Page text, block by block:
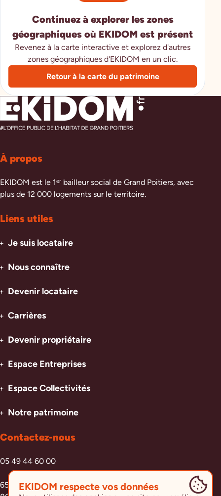
Continuez à explorer les zones
géographiques où EKIDOM est présent
Revenez à la carte interactive et explorez d'autres
zones géographiques d'EKIDOM en un clic.
Retour à la carte du patrimoine
À propos
EKIDOM est le 1ᵉʳ bailleur social de Grand Poitiers, avec
plus de 12 000 logements sur le territoire.
Liens utiles
Je suis locataire
Nous connaître
Devenir locataire
Carrières
Devenir propriétaire
Espace Entreprises
Espace Collectivités
Notre patrimoine
Contactez-nous
05 49 44 60 00
65 Avenue John Kennedy
EKIDOM respecte vos données